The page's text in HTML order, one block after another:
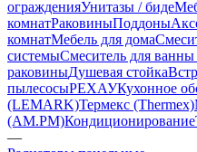
огражденияУнитазы / биде
комнатРаковиныПоддоны
комнатМебель для дома
системыСмеситель для
раковиныДушевая стойка
пылесосыРЕХАУКухонное
(LEMARK)Термекс (Thermex)
(AM.PM)Кондиционирование
—